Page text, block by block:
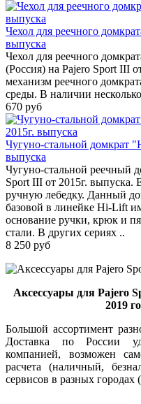
Чехол для реечного
выпуска
Чехол для реечного
(Россия) на Pajero Sport III
механизм реечного
среды. В наличии
670 руб
Чугуно-стальной домкрат
выпуска
Чугуно-стальной
Sport III от 2015г. выпуска.
ручную лебедку. Данный
базовой в линейке Hi-Lift
основание ручки, крюк и
стали. В других сериях ..
8 250 руб
Аксессуары для Pajero
2019
Большой ассортимент
Доставка по России
компанией, возможен
расчета (наличный,
сервисов в разных городах